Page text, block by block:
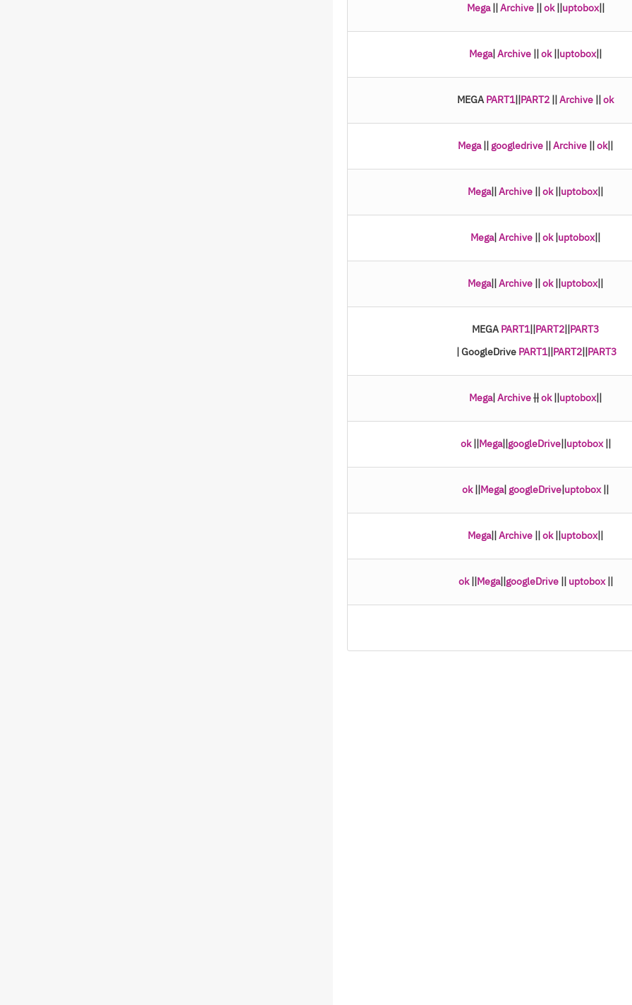
||
Mega ||Archive||ok||uptobox
||
Mega|Archive||ok||uptobox
MEGAPART1||PART2||Archive||ok
||
Mega||googledrive||Archive||ok
||
Mega||Archive||ok||uptobox
||
Mega|Archive||ok|uptobox
||
Mega||Archive||ok||uptobox
MEGAPART1||PART2||PART3
GoogleDrivePART1||PART2||PART3
|
||
Mega|Archive||ok||uptobox
||
ok ||Mega||googleDrive||uptobox
||
ok||Mega|googleDrive|uptobox
||
Mega||Archive||ok||uptobox
||
ok ||Mega||googleDrive|| uptobox